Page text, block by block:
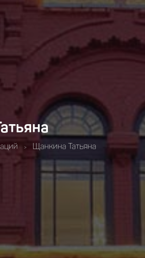
> Щанкина Татьяна